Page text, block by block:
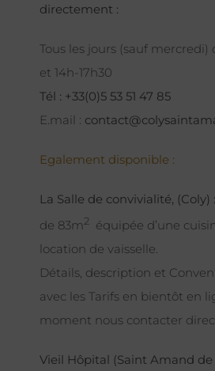
directement :
Tous les jours (sauf mercredi)
et 14h-17h30
Tél : +33(0)5 53 51 47 85
E.mail :
Egalement disponible :
La Salle de convivialité, (Coly) :
de 83m2
équipée d’une
location de vaisselle.
Détails, description et
avec les Tarifs en bientôt en
moment nous contacter
Vieil Hôpital (Saint Amand de